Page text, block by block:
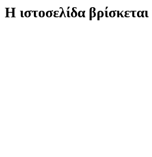
Η ιστοσελίδα